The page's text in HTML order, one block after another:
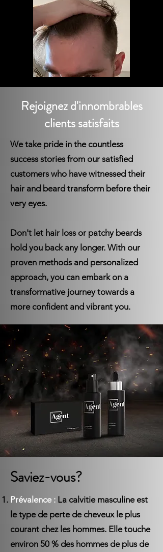
Rejoignez d'innombrables
clients satisfaits
We take pride in the countless
success stories from our satisfied
customers who have witnessed their
hair and beard transform before their
very eyes.
Don't let hair loss or patchy beards
hold you back any longer. With our
proven methods and personalized
approach, you can embark on a
transformative journey towards a
more confident and vibrant you.
Saviez-vous?
Prévalence : La calvitie masculine est
le type de perte de cheveux le plus
courant chez les hommes. Elle touche
environ 50 % des hommes de plus de